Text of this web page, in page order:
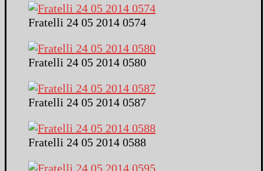
Fratelli 24 05 2014 0574
Fratelli 24 05 2014 0580
Fratelli 24 05 2014 0587
Fratelli 24 05 2014 0588